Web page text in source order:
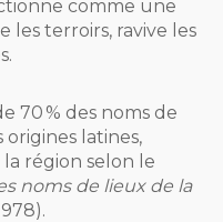
comme une
les terroirs, ravive les
70 % des noms de
latines,
région selon le
noms de lieux de la